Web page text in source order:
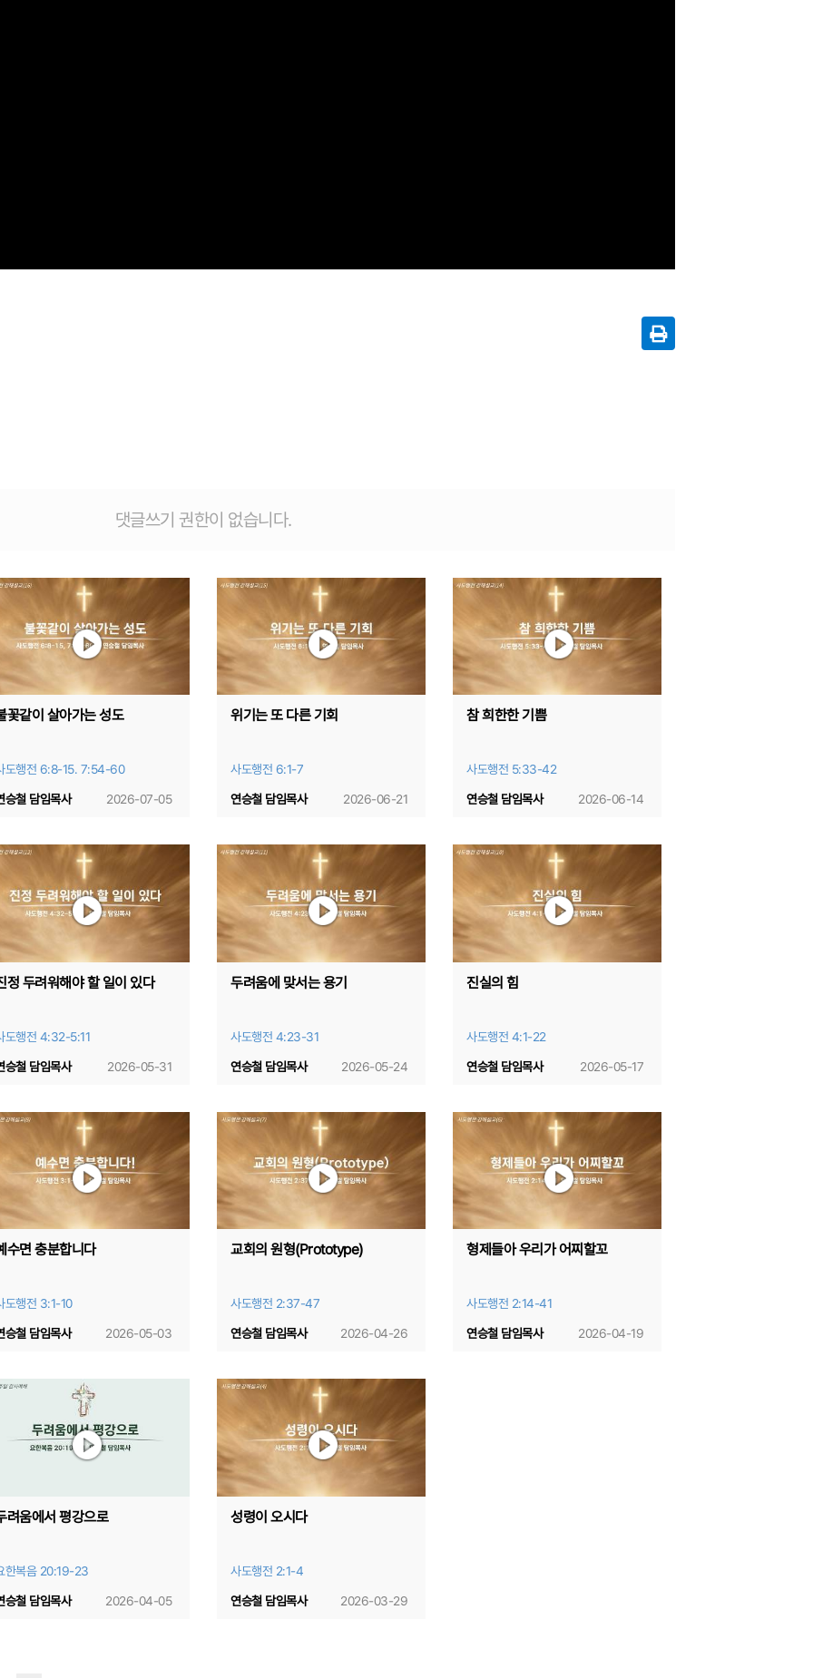
댓글쓰기 권한이 없습니다.
꽃같이 살아가는 성도
도행전 6:8-15. 7:54-60
2026-07-05
승철 담임목사
위기는 또 다른 기회
사도행전 6:1-7
2026-06-21
연승철 담임목사
참 희한한 기쁨
사도행전 5:33-42
2026-06-14
연승철 담임목사
정 두려워해야 할 일이 있다
도행전 4:32-5:11
2026-05-31
승철 담임목사
두려움에 맞서는 용기
사도행전 4:23-31
2026-05-24
연승철 담임목사
진실의 힘
사도행전 4:1-22
2026-05-17
연승철 담임목사
수면 충분합니다
도행전 3:1-10
2026-05-03
승철 담임목사
교회의 원형(Prototype)
사도행전 2:37-47
2026-04-26
연승철 담임목사
형제들아 우리가 어찌할꼬
사도행전 2:14-41
2026-04-19
연승철 담임목사
려움에서 평강으로
한복음 20:19-23
2026-04-05
승철 담임목사
성령이 오시다
사도행전 2:1-4
2026-03-29
연승철 담임목사